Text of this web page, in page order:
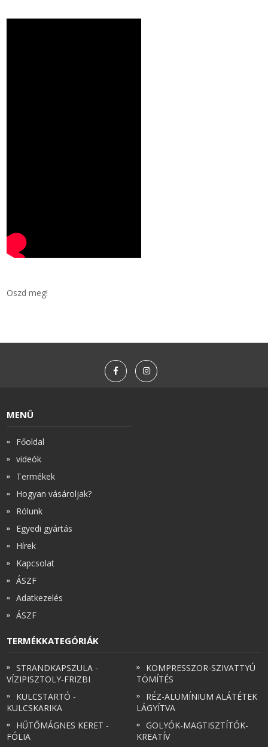
Oszd meg!
MENÜ
Főoldal
videók
Termékek
Hogyan vásároljak?
Rólunk
Egyedi gyártás
Hírek
Kapcsolat
ÁSZF
Adatkezelés
ÁSZF
TERMÉKKATEGÓRIÁK
STRANDKAPSZULA -
VÍZIPISZTOLY-FRIZBI
KULCSTARTÓ -
KULCSKARIKA
HŰTŐMÁGNES KERET -
FÓLIA
KOMPRESSZOR-SZIVATTYÚ
TÖMÍTÉS
RÉZ-ALUMÍNIUM ALÁTÉTEK
LÁGYÍTVA
GOLYÓK-MAGTISZTÍTÓK-
KREATÍV